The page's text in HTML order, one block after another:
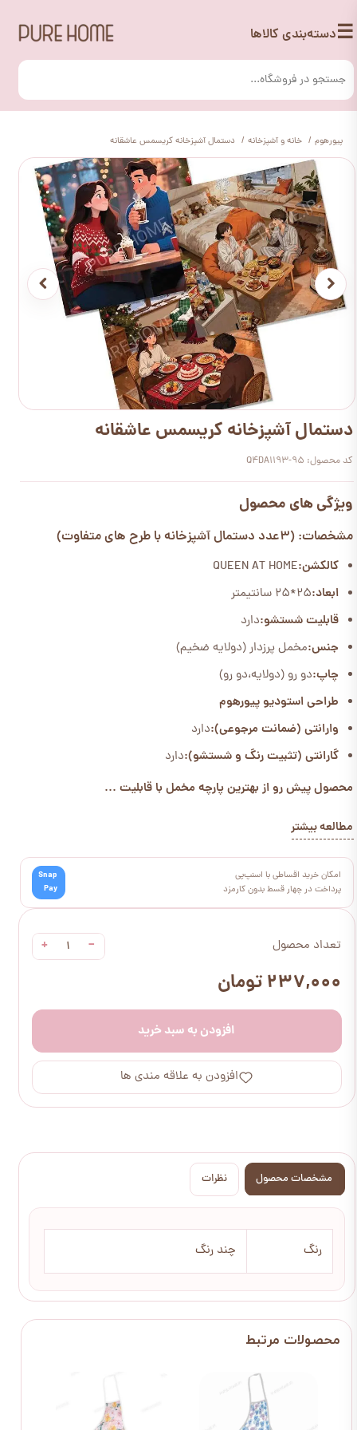
☰دسته‌بندی کالاها
پیورهوم خانه و آشپزخانه دستمال آشپزخانه کریسمس عاشقانه
تعداد محصول −
+
۲۳۷,۰۰۰ تومان
افزودن به سبد خرید
افزودن به علاقه مندی ها
دستمال آشپزخانه کریسمس عاشقانه
کد محصول: Q4DA1193-95
ویژگی های محصول
مشخصات: (3عدد دستمال آشپزخانه با طرح های متفاوت)
کالکشن:QUEEN AT HOME
ابعاد:25*25 سانتیمتر
قابلیت شستشو:دارد
جنس:مخمل پرزدار (دولایه ضخیم)
چاپ:دو رو (دولایه،دو رو)
طراحی استودیو پیورهوم
وارانتی (ضمانت مرجوعی):دارد
گارانتی (تثبیت رنگ و شستشو):دارد
محصول پیش رو از بهترین پارچه مخمل با قابلیت ...
مطالعه بیشتر
امکان خرید اقساطی با اسنپ‌پی
پرداخت در چهار قسط بدون کارمزد
Snap
Pay
مشخصات محصول نظرات
رنگ چند رنگ